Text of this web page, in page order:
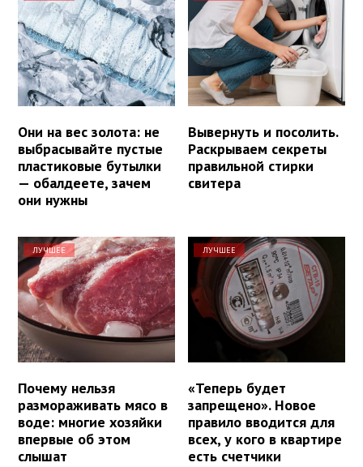
Они на вес золота: не
выбрасывайте пустые
пластиковые бутылки
— обалдеете, зачем
они нужны
Вывернуть и посолить.
Раскрываем секреты
правильной стирки
свитера
ЛУЧШЕЕ
Почему нельзя
размораживать мясо в
воде: многие хозяйки
впервые об этом
слышат
ЛУЧШЕЕ
«Теперь будет
запрещено». Новое
правило вводится для
всех, у кого в квартире
есть счетчики